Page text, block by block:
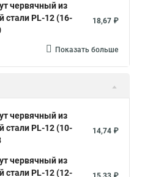
крепления
на кислородные шланги
металлические для шрус
скоба для труб
червячный из
PL-12 (16-
18,67 ₽
Показать больше
червячный из
PL-12 (10-
14,74 ₽
червячный из
PL-12 (12-